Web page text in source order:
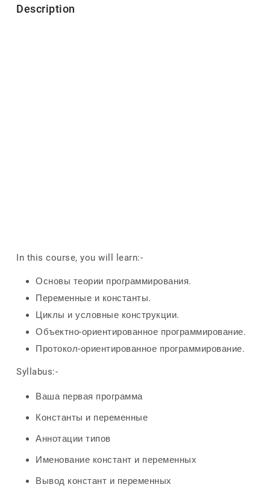
Description
In this course, you will learn:-
Основы теории программирования.
Переменные и константы.
Циклы и условные конструкции.
Объектно-ориентированное программирование.
Протокол-ориентированное программирование.
Syllabus:-
Ваша первая программа
Константы и переменные
Аннотации типов
Именование констант и переменных
Вывод констант и переменных